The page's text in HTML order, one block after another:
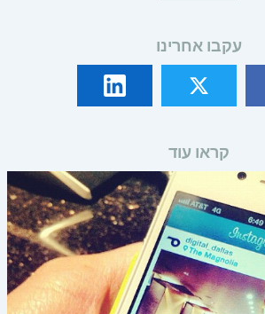
עקבו אחרינו
קראו עוד